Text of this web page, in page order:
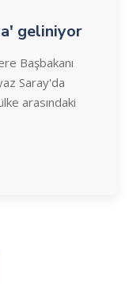
geliniyor
Başbakanı
Saray'da
arasındaki